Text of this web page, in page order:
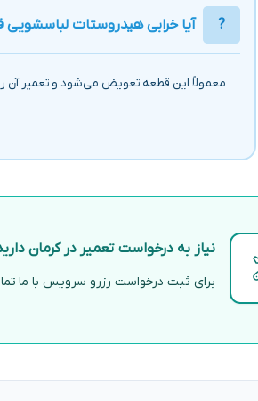
آیا خرابی هیدروستات
معمولاً این قطعه تعویض می‌شود و تعمیر آن
نیاز به درخواست تعمیر در کرمان
برای ثبت درخواست رزرو سرویس با ما